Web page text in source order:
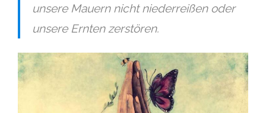
unsere Mauern nicht niederreißen oder
unsere Ernten zerstören.